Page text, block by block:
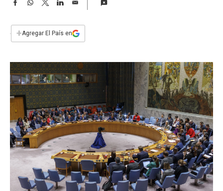
e
b
k
s
p
w
t
n
i
l
+Agregar El País en